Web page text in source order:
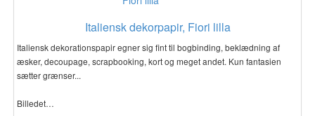
Italiensk dekorpapir, Fiori lilla
Italiensk dekorationspapir egner sig fint til bogbinding, beklædning af
æsker, decoupage, scrapbooking, kort og meget andet. Kun fantasien
sætter grænser...
Billedet…